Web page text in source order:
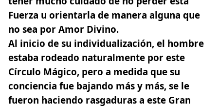
Fuerza u orientarla de manera alguna que
no sea por Amor Divino.
Al inicio de su individualización, el hombre
estaba rodeado naturalmente por este
Círculo Mágico, pero a medida que su
conciencia fue bajando más y más, se le
fueron haciendo rasgaduras a este Gran